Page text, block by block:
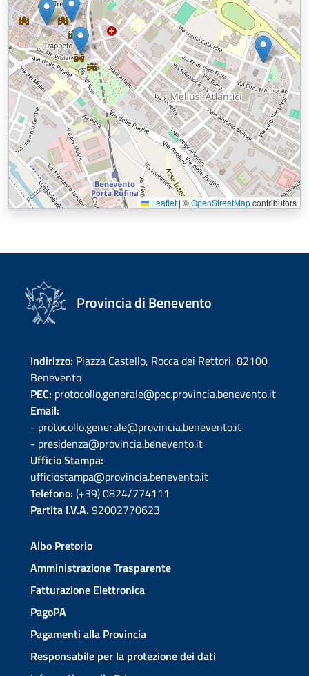
Leaflet |©OpenStreetMapcontributors
Provincia di Benevento
Indirizzo: Piazza Castello, Rocca dei Rettori, 82100
Benevento
PEC: protocollo.generale@pec.provincia.benevento.it
Email:
- protocollo.generale@provincia.benevento.it
- presidenza@provincia.benevento.it
Ufficio Stampa:
ufficiostampa@provincia.benevento.it
Telefono: (+39) 0824/774111
Partita I.V.A. 92002770623
Albo Pretorio
Amministrazione Trasparente
Fatturazione Elettronica
PagoPA
Pagamenti alla Provincia
Responsabile per la protezione dei dati